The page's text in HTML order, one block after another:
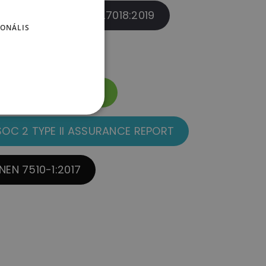
ISO/IEC 27018:2019
2 TYPE II ASSURANCE REPORT
NEN 7510-1:2017